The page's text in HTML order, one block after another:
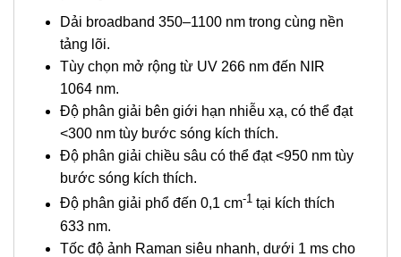
Dải broadband 350–1100 nm trong cùng nền
tảng lõi.
Tùy chọn mở rộng từ UV 266 nm đến NIR
1064 nm.
Độ phân giải bên giới hạn nhiễu xạ, có thể đạt
<300 nm tùy bước sóng kích thích.
Độ phân giải chiều sâu có thể đạt <950 nm tùy
bước sóng kích thích.
Độ phân giải phổ đến 0,1 cm-1tại kích thích
633 nm.
Tốc độ ảnh Raman siêu nhanh, dưới 1 ms cho